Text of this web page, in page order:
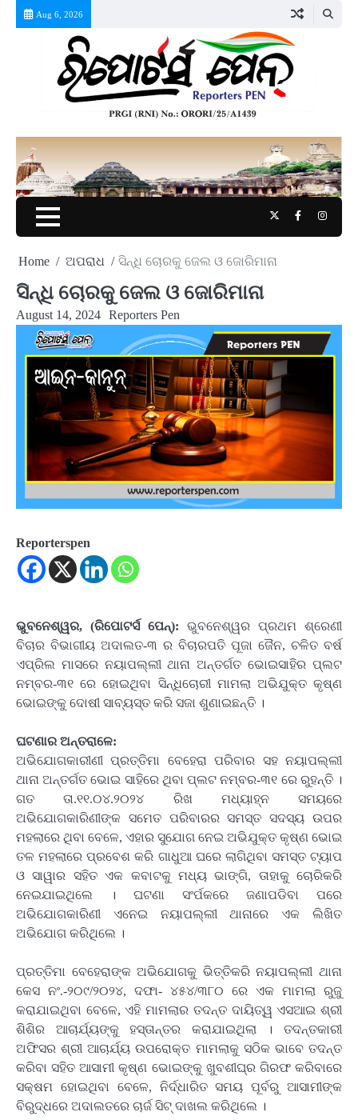
Aug 6, 2026
TwitterFacebook
Home ଅପରାଧ ସିନ୍ଧି ଚୋରକୁ ଜେଲ ଓ ଜୋରିମାନା
ସିନ୍ଧି ଚୋରକୁ ଜେଲ ଓ ଜୋରିମାନା
August 14, 2024 Reporters Pen
Reporterspen
ଭୁବନେଶ୍ୱର, (ରିପୋଟର୍ସ ପେନ୍‌): ଭୁବନେଶ୍ୱର ପ୍ରଥମ ଶ୍ରେଣୀ
ବିଚାର ବିଭାଗୀୟ ଅଦାଲତ-୩ ର ବିଚାରପତି ପୂଜା ଜୈନ, ଚଳିତ ବର୍ଷ
ଏପ୍ରିଲ ମାସରେ ନୟାପଲ୍ଲୀ ଥାନା ଅନ୍ତର୍ଗତ ଭୋଇସାହିର ପ୍ଲଟ
ନମ୍ବର-୩୧ ରେ ହୋଇଥିବା ସିନ୍ଧିଚୋରୀ ମାମଲା ଅଭିଯୁକ୍ତ କୃଷ୍ଣ
ଭୋଇଙ୍କୁ ଦୋଷୀ ସାବ୍ୟସ୍ତ କରି ସଜା ଶୁଣାଇଛନ୍ତି ।
ଘଟଣାର ଅନ୍ତରାଳେ:
ଅଭିଯୋଗକାରୀଣୀ ପ୍ରତ୍ତିମା ବେହେରା ପରିବାର ସହ ନୟାପଲ୍ଲୀ
ଥାନା ଅନ୍ତର୍ଗତ ଭୋଇ ସାହିରେ ଥିବା ପ୍ଲଟ ନମ୍ବର-୩୧ ରେ ରୁହନ୍ତି ।
ଗତ ତା.୧୧.୦୪.୨୦୨୪ ରିଖ ମଧ୍ୟାହ୍ନ ସମୟରେ
ଅଭିଯୋଗକାରିଣୀଙ୍କ ସମେତ ପରିବାରର ସମସ୍ତ ସଦସ୍ୟ ଉପର
ମହଲାରେ ଥିବା ବେଳେ, ଏହାର ସୁଯୋଗ ନେଇ ଅଭିଯୁକ୍ତ କୃଷ୍ଣ ଭୋଇ
ତଳ ମହଲାରେ ପ୍ରବେଶ କରି ଗାଧୁଆ ଘରେ ଲାଗିଥିବା ସମସ୍ତ ଟ୍ୟାପ
ଓ ସାୱାର ସହିତ ଏକ କବାଟକୁ ମଧ୍ୟ ଭାଙ୍ଗି, ତାହାକୁ ଚୋରିକରି
ନେଇଯାଇଥିଲେ । ଘଟଣା ସଂର୍ପକରେ ଜଣାପଡିବା ପରେ
ଅଭିଯୋଗକାରିଣୀ ଏନେଇ ନୟାପଲ୍ଲୀ ଥାନାରେ ଏକ ଲିଖିତ
ଅଭିଯୋଗ କରିଥିଲେ ।
ପ୍ରତ୍‌ତିମା ବେହେରାଙ୍କ ଅଭିଯୋଗକୁ ଭିତ୍‌ତିକରି ନୟାପଲ୍ଲୀ ଥାନା
କେସ ନଂ.-୨୦୯/୨୦୨୪, ଦଫା- ୪୫୪/୩୮୦ ରେ ଏକ ମାମଲା ରୁଜୁ
କରାଯାଇଥିବା ବେଳେ, ଏହି ମାମଲାର ତଦନ୍ତ ଦାୟିତ୍ୱ ଏସଆଇ ଶ୍ରୀ
ଶିଶିର ଆଚାର୍ଯ୍ୟଙ୍କୁ ହସ୍ତାନ୍ତର କରାଯାଇଥିଲା । ତଦନ୍ତକାରୀ
ଅଫିସର ଶ୍ରୀ ଆଚାର୍ଯ୍ୟ ଉପରୋକ୍ତ ମାମଲାକୁ ସଠିକ ଭାବେ ତଦନ୍ତ
କରିବା ସହିତ ଆସାମୀ କୃଷ୍ଣ ଭୋଇଙ୍କୁ ଖୁବଶୀଘ୍ର ଗିରଫ କରିବାରେ
ସକ୍ଷମ ହୋଇଥିବା ବେଳେ, ନିର୍ଦ୍ଧାରିତ ସମୟ ପୂର୍ବରୁ ଆସାମୀଙ୍କ
ବିରୁଦ୍ଧରେ ଅଦାଲତରେ ଚାର୍ଜ ସିଟ୍ ଦାଖଲ କରିଥିଲେ ।